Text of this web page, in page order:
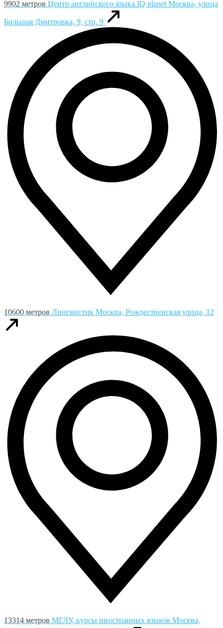
9902 метров Центр английского языка IQ planet Москва, улица
Большая Дмитровка, 9, стр. 9
10600 метров Лингвистик Москва, Рождественская улица, 12
13314 метров МГЛУ, курсы иностранных языков Москва,